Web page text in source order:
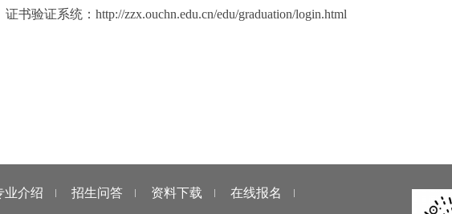
验证系统：http://zzx.ouchn.edu.cn/edu/graduation/login.html
业介绍 招生问答 资料下载 在线报名